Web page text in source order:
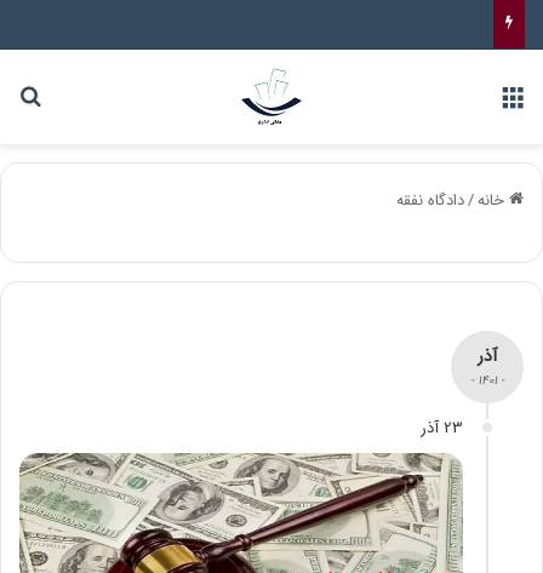
خانه/دادگاه نفقه
آذر
- 1401 -
23 آذر